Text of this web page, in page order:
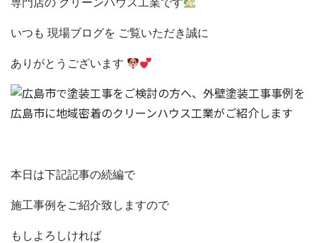
専門店の クリーンハウス工業です
いつも 現場ブログを ご覧いただき誠に
ありがとうございます
本日は下記記事の続編で
施工事例をご紹介致しますので
もしよろしければ